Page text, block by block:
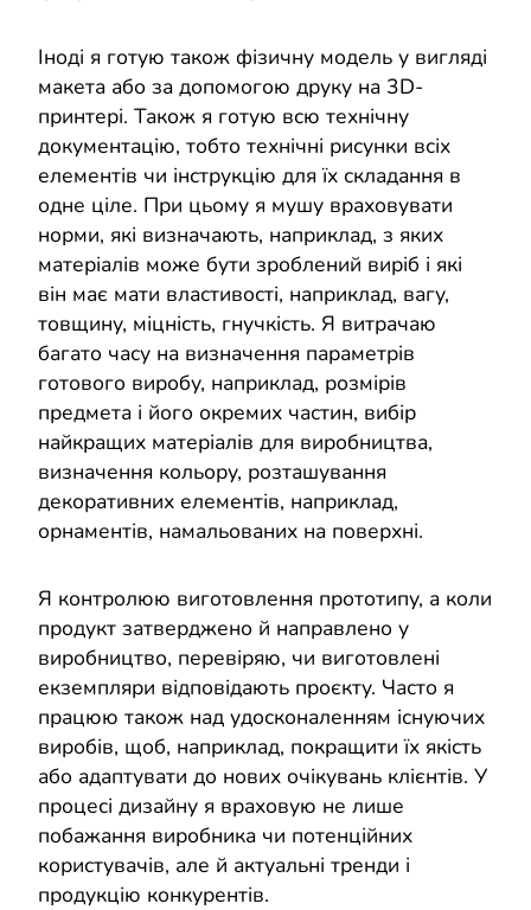
Іноді я готую також фізичну модель у вигляді
макета або за допомогою друку на 3D-
принтері. Також я готую всю технічну
документацію, тобто технічні рисунки всіх
елементів чи інструкцію для їх складання в
одне ціле. При цьому я мушу враховувати
норми, які визначають, наприклад, з яких
матеріалів може бути зроблений виріб і які
він має мати властивості, наприклад, вагу,
товщину, міцність, гнучкість. Я витрачаю
багато часу на визначення параметрів
готового виробу, наприклад, розмірів
предмета і його окремих частин, вибір
найкращих матеріалів для виробництва,
визначення кольору, розташування
декоративних елементів, наприклад,
орнаментів, намальованих на поверхні.
Я контролюю виготовлення прототипу, а коли
продукт затверджено й направлено у
виробництво, перевіряю, чи виготовлені
екземпляри відповідають проєкту. Часто я
працюю також над удосконаленням існуючих
виробів, щоб, наприклад, покращити їх якість
або адаптувати до нових очікувань клієнтів. У
процесі дизайну я враховую не лише
побажання виробника чи потенційних
користувачів, але й актуальні тренди і
продукцію конкурентів.